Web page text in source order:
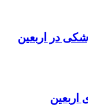
در اربعین
اربعین